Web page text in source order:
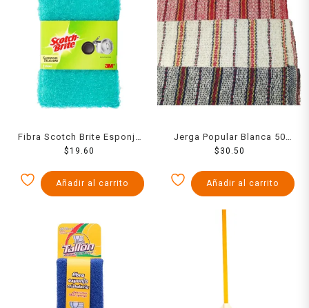
Fibra Scotch Brite Esponja
Recubierta Peluda
$19.60
Añadir al carrito
Jerga Popular Blanca 50
Cms
$ 30.50
Añadir al carrito